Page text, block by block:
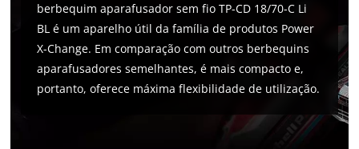
berbequim aparafusador sem fio TP-CD 18/70-C Li
BL é um aparelho útil da família de produtos Power
X-Change. Em comparação com outros berbequins
aparafusadores semelhantes, é mais compacto e,
portanto, oferece máxima flexibilidade de utilização.